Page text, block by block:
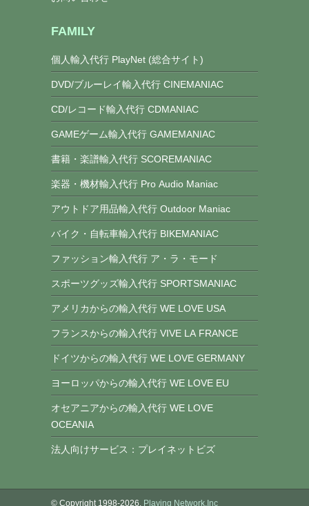
FAMILY
個人輸入代行 PlayNet (総合サイト)
DVD/ブルーレイ輸入代行 CINEMANIAC
CD/レコード輸入代行 CDMANIAC
GAMEゲーム輸入代行 GAMEMANIAC
書籍・楽譜輸入代行 SCOREMANIAC
楽器・機材輸入代行 Pro Audio Maniac
アウトドア用品輸入代行 Outdoor Maniac
バイク・自転車輸入代行 BIKEMANIAC
ファッション輸入代行 ア・ラ・モード
スポーツグッズ輸入代行 SPORTSMANIAC
アメリカからの輸入代行 WE LOVE USA
フランスからの輸入代行 VIVE LA FRANCE
ドイツからの輸入代行 WE LOVE GERMANY
ヨーロッパからの輸入代行 WE LOVE EU
オセアニアからの輸入代行 WE LOVE
OCEANIA
法人向けサービス：プレイネットビズ
© Copyright 1998-2026. Playing Network,Inc